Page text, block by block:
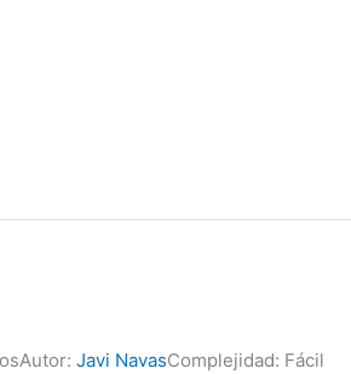
Autor:Javi NavasComplejidad: Fácil